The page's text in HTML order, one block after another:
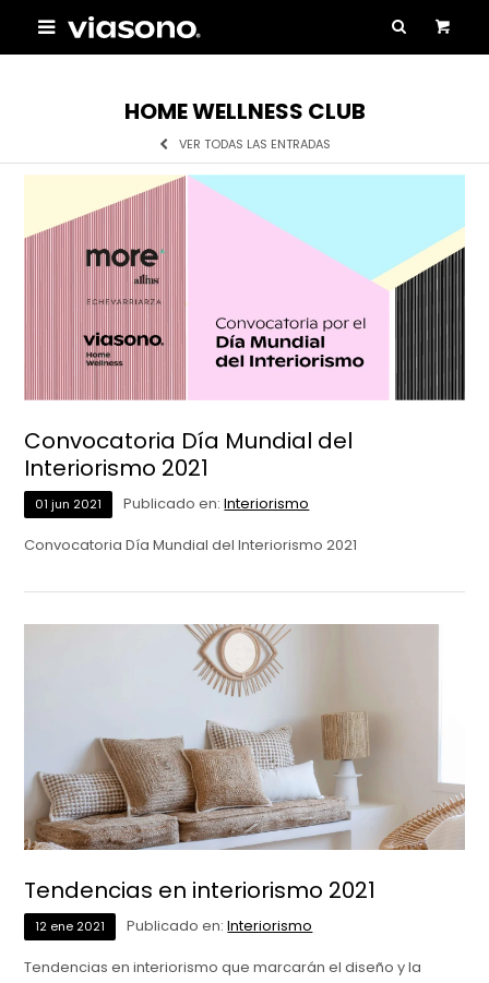

HOME WELLNESS CLUB
VER TODAS LAS ENTRADAS
Convocatoria Día Mundial del
Interiorismo 2021
01 jun 2021 Publicado en:Interiorismo
Convocatoria Día Mundial del Interiorismo 2021
Tendencias en interiorismo 2021
12 ene 2021 Publicado en:Interiorismo
Tendencias en interiorismo que marcarán el diseño y la